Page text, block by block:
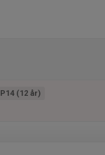
P14 (12 år)